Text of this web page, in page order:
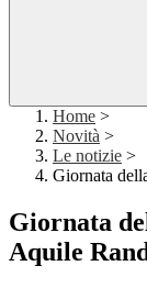
Home >
Novità >
Le notizie >
Giornata
Giornata
Aquile